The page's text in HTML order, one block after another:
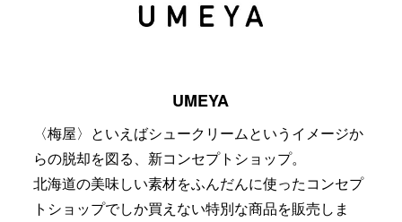
UMEYA
〈梅屋〉といえばシュークリームというイメージか
らの脱却を図る、新コンセプトショップ。
北海道の美味しい素材をふんだんに使ったコンセプ
トショップでしか買えない特別な商品を販売しま